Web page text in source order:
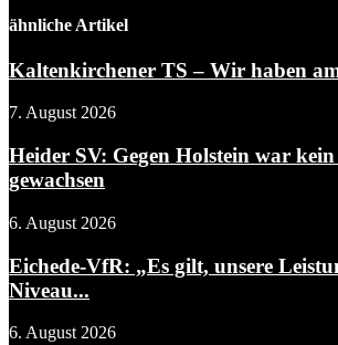
ähnliche Artikel
Kaltenkirchener TS – Wir haben
7. August 2026
Heider SV: Gegen Holstein war
gewachsen
6. August 2026
Eichede-VfR: „Es gilt, unsere
Niveau...
6. August 2026